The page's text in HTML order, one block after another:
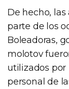
De hecho,
parte de los
Boleadoras,
molotov
utilizados por
personal de